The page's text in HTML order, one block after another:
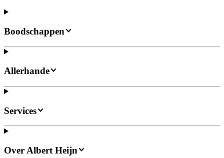
Boodschappen
Allerhande
Services
Over Albert Heijn